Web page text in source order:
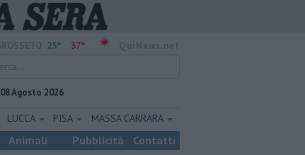
25° 37°
08 Agosto 2026
LUCCA PISA MASSA CARRARA
Animali Pubblicità Contatti